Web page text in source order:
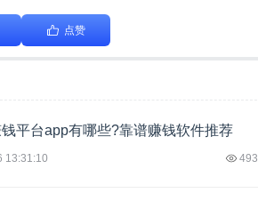
点赞
平台app有哪些?靠谱赚钱软件推荐
13:31:10 493